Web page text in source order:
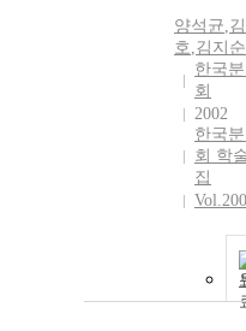
양석균,
호,김지순
한국
회
2002
한국
회 학
집